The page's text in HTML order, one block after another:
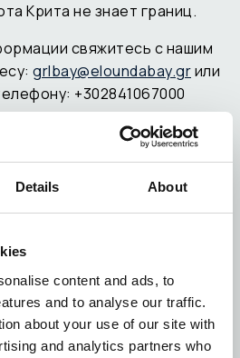
Details About
content and ads, to
and to analyse our traffic.
about your use of our site with
and analytics partners who
Крита не знает границ.
свяжитесь с нашим
grlbay@eloundabay.grили
+302841067000
ДОСУГА